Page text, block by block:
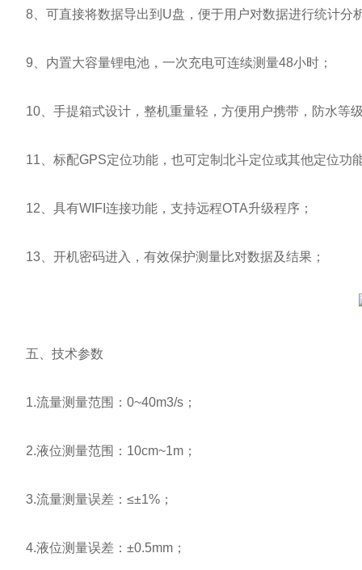
8、可直接将数据导出到U盘，便于用户对数据进行统计分
9、内置大容量锂电池，一次充电可连续测量48小时；
10、手提箱式设计，整机重量轻，方便用户携带，防水等
11、标配GPS定位功能，也可定制北斗定位或其他定位功
12、具有WIFI连接功能，支持远程OTA升级程序；
13、开机密码进入，有效保护测量比对数据及结果；
五、技术参数
1.流量测量范围：0~40m3/s；
2.液位测量范围：10cm~1m；
3.流量测量误差：≤±1%；
4.液位测量误差：±0.5mm；